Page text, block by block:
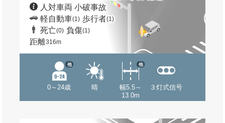
人対車両 小破事故
軽自動車(1) 歩行者(1)
死亡(0) 負傷(1)
距離316m
0～24歳
他
晴
幅5.5～
13.0m
他
３灯式信号